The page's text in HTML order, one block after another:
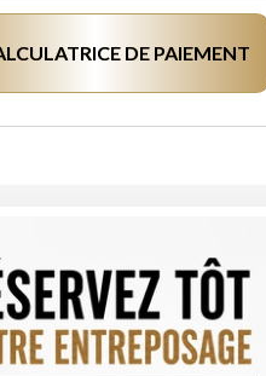
DE PAIEMENT